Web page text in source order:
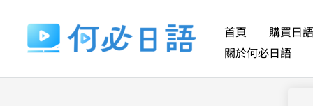
要
首頁 購買日
關於何必日語